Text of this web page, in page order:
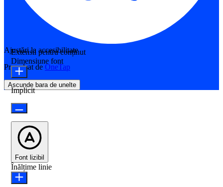
Ajustări la accesibilitate
Propulsat de OneTap
Ascunde bara de unelte
Extensii pentru conținut
Dimensiune font
Implicit
Font lizibil
Înălțime linie